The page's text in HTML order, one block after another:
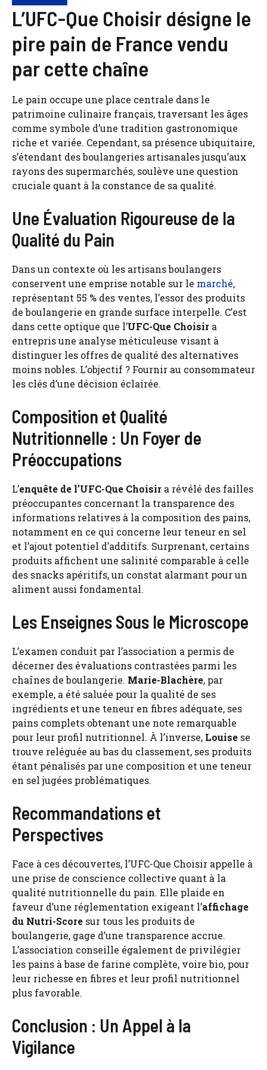
L’UFC-Que Choisir désigne le
pire pain de France vendu
par cette chaîne
Le pain occupe une place centrale dans le
patrimoine culinaire français, traversant les âges
comme symbole d’une tradition gastronomique
riche et variée. Cependant, sa présence ubiquitaire,
s’étendant des boulangeries artisanales jusqu’aux
rayons des supermarchés, soulève une question
cruciale quant à la constance de sa qualité.
Une Évaluation Rigoureuse de la
Qualité du Pain
Dans un contexte où les artisans boulangers
conservent une emprise notable sur le marché,
représentant 55 % des ventes, l’essor des produits
de boulangerie en grande surface interpelle. C’est
dans cette optique que l’UFC-Que Choisir a
entrepris une analyse méticuleuse visant à
distinguer les offres de qualité des alternatives
moins nobles. L’objectif ? Fournir au consommateur
les clés d’une décision éclairée.
Composition et Qualité
Nutritionnelle : Un Foyer de
Préoccupations
L’enquête de l’UFC-Que Choisir a révélé des failles
préoccupantes concernant la transparence des
informations relatives à la composition des pains,
notamment en ce qui concerne leur teneur en sel
et l’ajout potentiel d’additifs. Surprenant, certains
produits affichent une salinité comparable à celle
des snacks apéritifs, un constat alarmant pour un
aliment aussi fondamental.
Les Enseignes Sous le Microscope
L’examen conduit par l’association a permis de
décerner des évaluations contrastées parmi les
chaînes de boulangerie. Marie-Blachère, par
exemple, a été saluée pour la qualité de ses
ingrédients et une teneur en fibres adéquate, ses
pains complets obtenant une note remarquable
pour leur profil nutritionnel. À l’inverse, Louise se
trouve reléguée au bas du classement, ses produits
étant pénalisés par une composition et une teneur
en sel jugées problématiques.
Recommandations et
Perspectives
Face à ces découvertes, l’UFC-Que Choisir appelle à
une prise de conscience collective quant à la
qualité nutritionnelle du pain. Elle plaide en
faveur d’une réglementation exigeant l’affichage
du Nutri-Score sur tous les produits de
boulangerie, gage d’une transparence accrue.
L’association conseille également de privilégier
les pains à base de farine complète, voire bio, pour
leur richesse en fibres et leur profil nutritionnel
plus favorable.
Conclusion : Un Appel à la
Vigilance